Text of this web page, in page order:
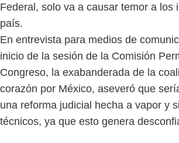
Federal, solo va a causar temor a los
país.
En entrevista para medios de
inicio de la sesión de la Comisión
Congreso, la exabanderada de la
corazón por México, aseveró que
una reforma judicial hecha a vapor y
técnicos, ya que esto genera